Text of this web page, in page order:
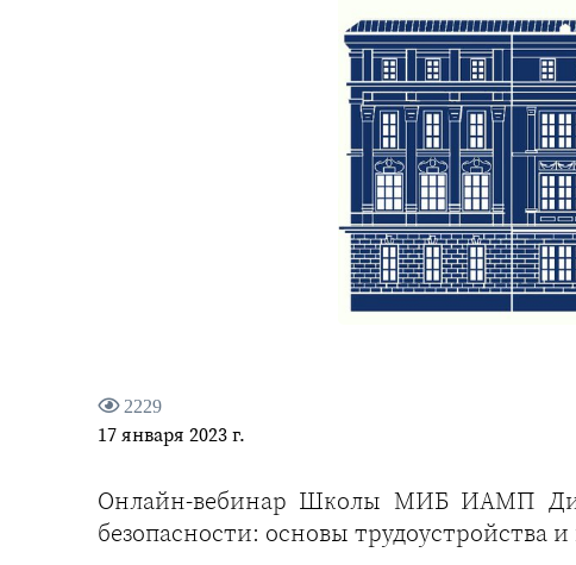
2229
17 января 2023 г.
Онлайн-вебинар Школы МИБ ИАМП
безопасности: основы трудоустройства